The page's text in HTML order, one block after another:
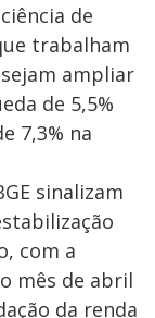
de
trabalham
ampliar
de 5,5%
7,3% na
sinalizam
com a
mês de abril
da renda